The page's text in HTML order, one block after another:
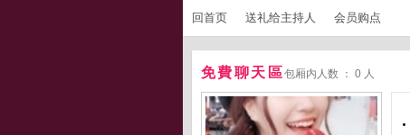
回首页 送礼给主持人 会员购点
免費聊天區包厢内人数 ： 0 人